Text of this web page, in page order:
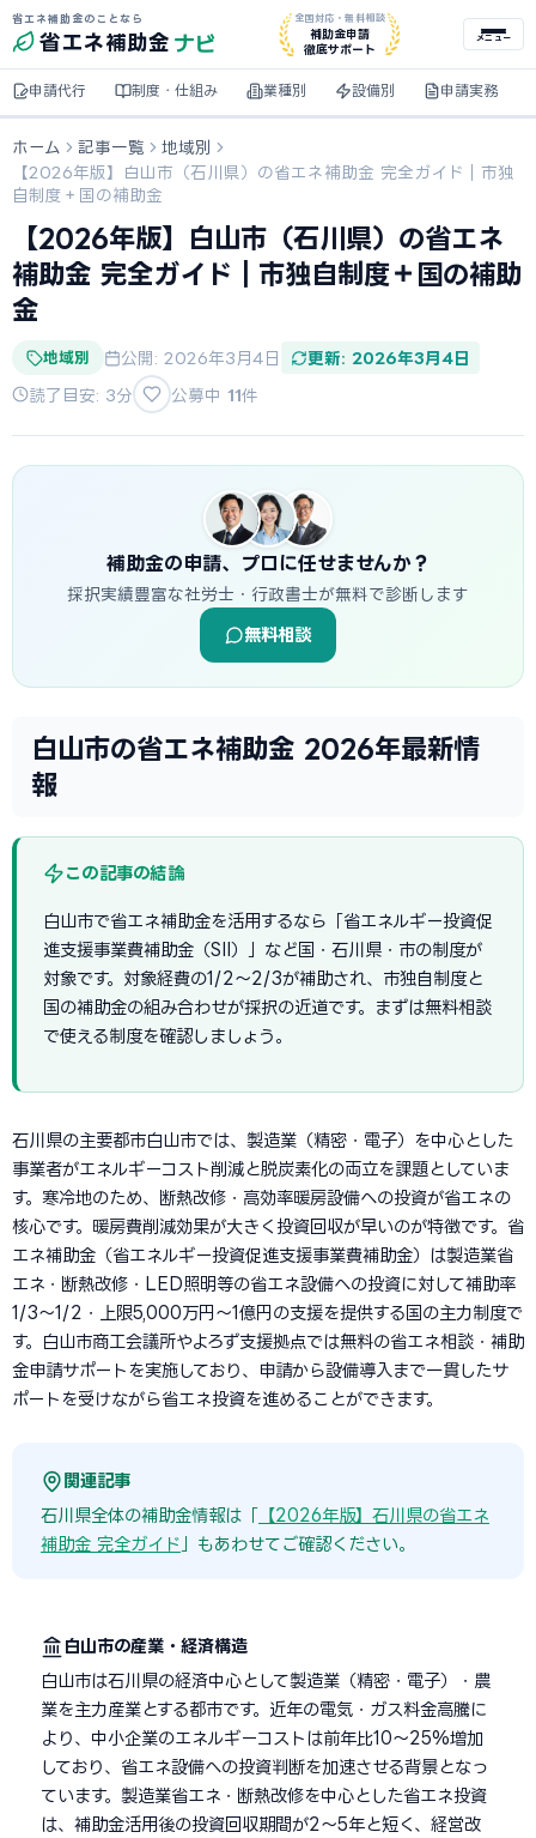
省エネ補助金のことなら
省エネ補助金 ナビ
全国対応・無料相談
補助金申請
徹底サポート
メニュー
申請代行 制度・仕組み 業種別 設備別 申請実務
ホーム 記事一覧
地域別
【2026年版】白山市（石川県）の省エネ補助金 完全ガイド｜市独
自制度＋国の補助金
【2026年版】白山市（石川県）の省エネ
補助金 完全ガイド｜市独自制度＋国の補助
金
地域別 公開: 2026年3月4日 更新: 2026年3月4日
読了目安: 3分 公募中 11件
補助金の申請、プロに任せませんか？
採択実績豊富な社労士・行政書士が無料で診断します
無料相談
白山市の省エネ補助金 2026年最新情
報
この記事の結論
白山市で省エネ補助金を活用するなら「省エネルギー投資促
進支援事業費補助金（SII）」など国・石川県・市の制度が
対象です。対象経費の1/2〜2/3が補助され、市独自制度と
国の補助金の組み合わせが採択の近道です。まずは無料相談
で使える制度を確認しましょう。
石川県の主要都市白山市では、製造業（精密・電子）を中心とした
事業者がエネルギーコスト削減と脱炭素化の両立を課題としていま
す。寒冷地のため、断熱改修・高効率暖房設備への投資が省エネの
核心です。暖房費削減効果が大きく投資回収が早いのが特徴です。省
エネ補助金（省エネルギー投資促進支援事業費補助金）は製造業省
エネ・断熱改修・LED照明等の省エネ設備への投資に対して補助率
1/3〜1/2・上限5,000万円〜1億円の支援を提供する国の主力制度で
す。白山市商工会議所やよろず支援拠点では無料の省エネ相談・補助
金申請サポートを実施しており、申請から設備導入まで一貫したサ
ポートを受けながら省エネ投資を進めることができます。
関連記事
石川県全体の補助金情報は「
【2026年版】石川県の省エネ
補助金 完全ガイド 」もあわせてご確認ください。
白山市の産業・経済構造
白山市は石川県の経済中心として製造業（精密・電子）・農
業を主力産業とする都市です。近年の電気・ガス料金高騰に
より、中小企業のエネルギーコストは前年比10〜25%増加
しており、省エネ設備への投資判断を加速させる背景となっ
ています。製造業省エネ・断熱改修を中心とした省エネ投資
は、補助金活用後の投資回収期間が2〜5年と短く、経営改